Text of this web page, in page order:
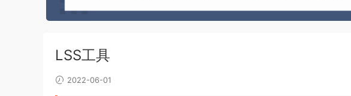
LSS工具
2022-06-01